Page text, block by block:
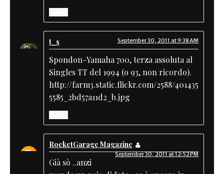
t_s September 30, 2011 at 9:38 AM
Spondon-Yamaha 700, terza assoluta al
Singles TT del 1994 (o 93, non ricordo).
http://farm3.static.flickr.com/2588/401435
5585_2bd57a11d2_b.jpg
RocketGarage Magazine
September 30, 2011 at 12:52 PM
Già sò ..anzi